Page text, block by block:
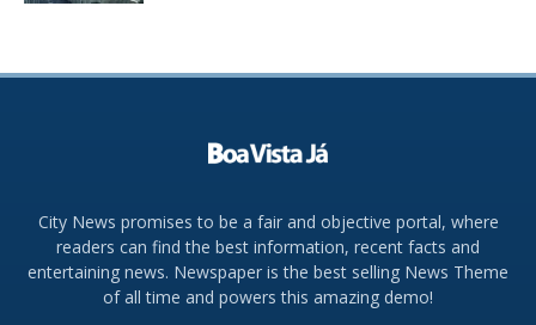
City News promises to be a fair and objective portal, where
readers can find the best information, recent facts and
entertaining news. Newspaper is the best selling News Theme
of all time and powers this amazing demo!